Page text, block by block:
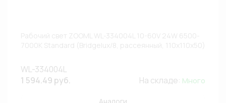
WL-334004L
1 594.49 руб.
На складе: Много